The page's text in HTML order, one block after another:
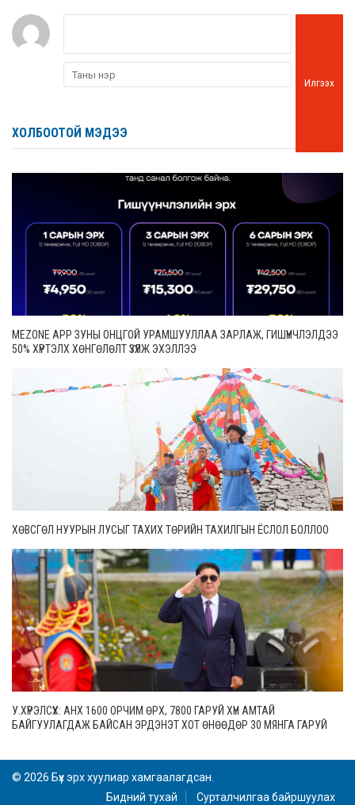
Илгээх
ХОЛБООТОЙ МЭДЭЭ
MEZONE APP ЗУНЫ ОНЦГОЙ УРАМШУУЛЛАА ЗАРЛАЖ, ГИШҮҮНЧЛЭЛДЭЭ
50% ХҮРТЭЛХ ХӨНГӨЛӨЛТ ҮЗҮҮЛЖ ЭХЭЛЛЭЭ
ХӨВСГӨЛ НУУРЫН ЛУСЫГ ТАХИХ ТӨРИЙН ТАХИЛГЫН ЁСЛОЛ БОЛЛОО
У.ХҮРЭЛСҮХ: АНХ 1600 ОРЧИМ ӨРХ, 7800 ГАРУЙ ХҮН АМТАЙ
БАЙГУУЛАГДАЖ БАЙСАН ЭРДЭНЭТ ХОТ ӨНӨӨДӨР 30 МЯНГА ГАРУЙ
© 2026 Бүх эрх хуулиар хамгаалагдсан.
Бидний тухай
Сурталчилгаа байршуулах